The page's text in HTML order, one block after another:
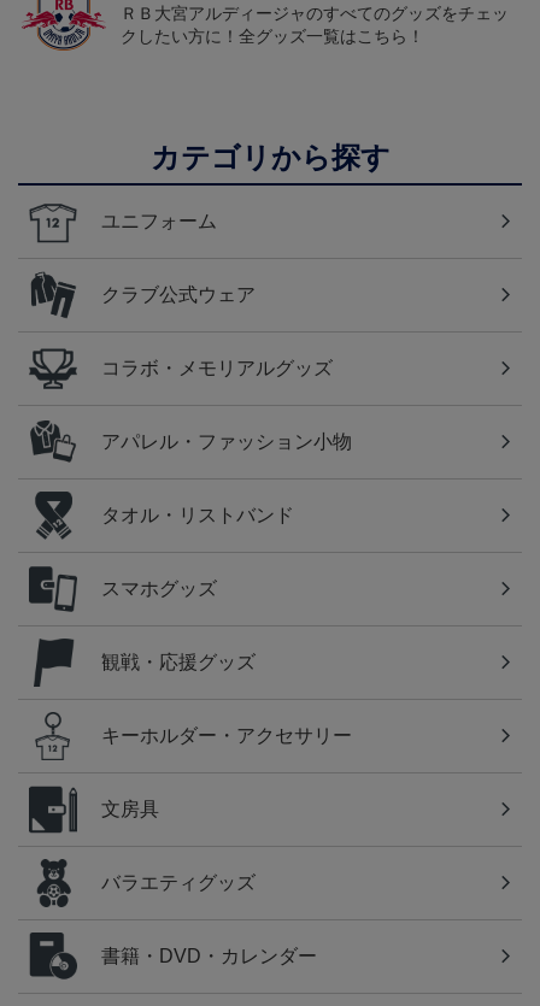
ＲＢ大宮アルディージャのすべてのグッズをチェッ
クしたい方に！全グッズ一覧はこちら！
カテゴリから探す
ユニフォーム
クラブ公式ウェア
コラボ・メモリアルグッズ
アパレル・ファッション小物
タオル・リストバンド
スマホグッズ
観戦・応援グッズ
キーホルダー・アクセサリー
文房具
バラエティグッズ
書籍・DVD・カレンダー